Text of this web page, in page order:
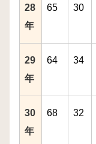
28
年
65 30
29
年
64 34
30
年
68 32